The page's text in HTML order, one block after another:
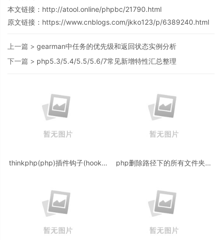
本文链接： http://atool.online/phpbc/21790.html
原文链接：https://www.cnblogs.com/jkko123/p/6389240.html
上一篇 > gearman中任务的优先级和返回状态实例分析
下一篇 > php5.3/5.4/5.5/5.6/7常见新增特性汇总整理
thinkphp(php)插件钩子(hooks)
php删除路径下的所有文件夹和